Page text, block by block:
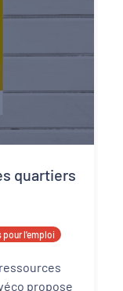
l’emploi
quartiers
propose